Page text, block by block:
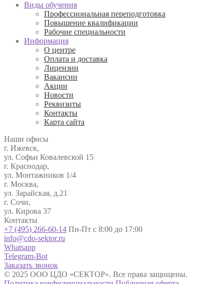
Виды обучения
Профессиональная переподготовка
Повышение квалификации
Рабочие специальности
Информация
О центре
Оплата и доставка
Лицензии
Вакансии
Акции
Новости
Реквизиты
Контакты
Карта сайта
Наши офисы
г. Ижевск,
ул. Софьи Ковалевской 15
г. Краснодар,
ул. Монтажников 1/4
г. Москва,
ул. Зарайская, д.21
г. Сочи,
ул. Кирова 37
Контакты
+7 (495) 266-60-14 Пн-Пт с 8:00 до 17:00
info@cdo-sektor.ru
Whatsapp
Telegram-Bot
Заказать звонок
© 2025 ООО ЦДО «СЕКТОР». Все права защищены.